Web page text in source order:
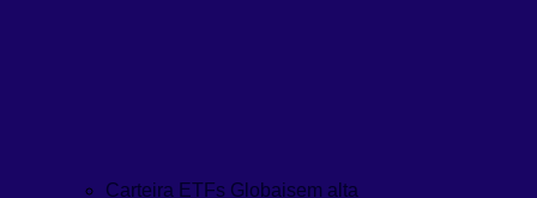
Carteira ETFs Globaisem alta